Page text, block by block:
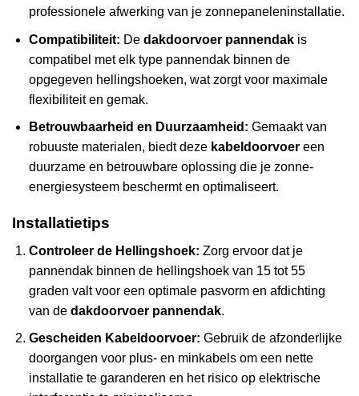
professionele afwerking van je zonnepaneleninstallatie.
Compatibiliteit: De dakdoorvoer pannendakis
compatibel met elk type pannendak binnen de
opgegeven hellingshoeken, wat zorgt voor maximale
flexibiliteit en gemak.
Betrouwbaarheid en Duurzaamheid: Gemaakt van
robuuste materialen, biedt deze kabeldoorvoereen
duurzame en betrouwbare oplossing die je zonne-
energiesysteem beschermt en optimaliseert.
Installatietips
Controleer de Hellingshoek: Zorg ervoor dat je
pannendak binnen de hellingshoek van 15 tot 55
graden valt voor een optimale pasvorm en afdichting
van de dakdoorvoer pannendak.
Gescheiden Kabeldoorvoer: Gebruik de afzonderlijke
doorgangen voor plus- en minkabels om een nette
installatie te garanderen en het risico op elektrische